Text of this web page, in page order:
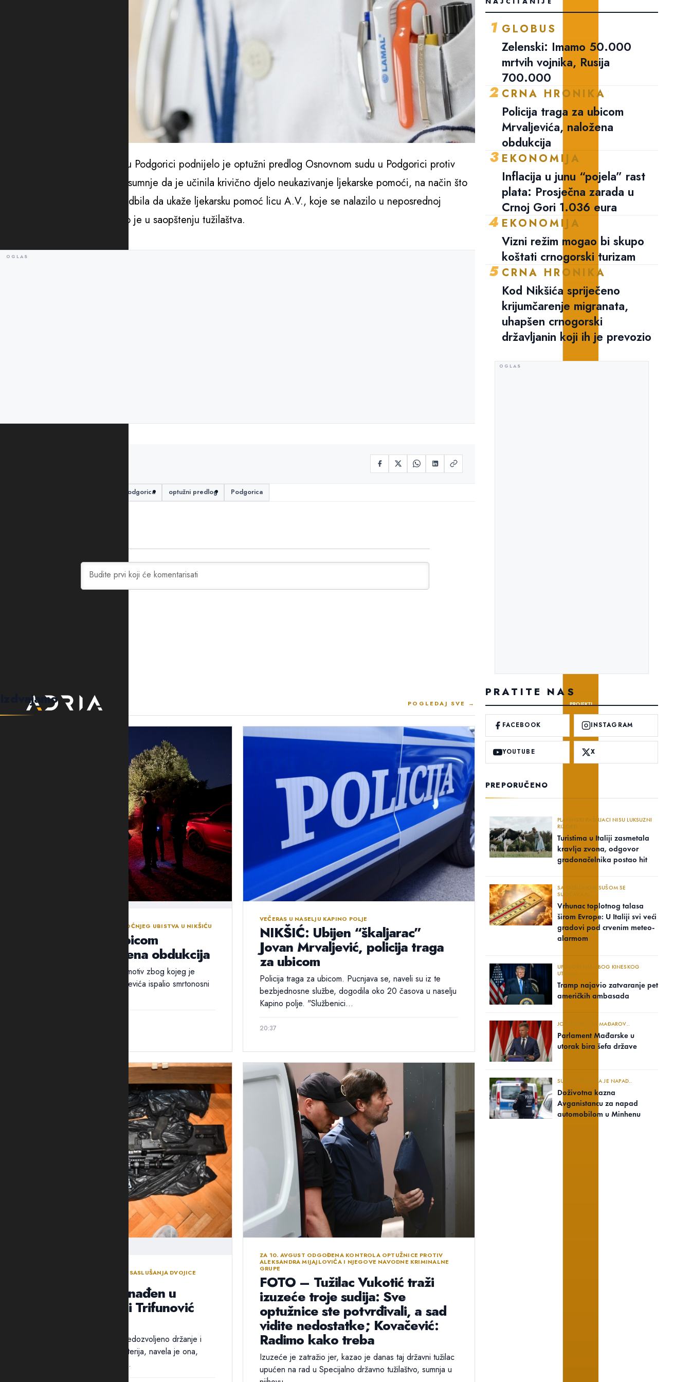
PROJEKTI
“Osnovno državno tužilaštvo u Podgorici podnijelo je optužni predlog Osnovnom sudu u Podgorici protiv
ljekarke S.S., zbog osnovane sumnje da je učinila krivično djelo neukazivanje ljekarske pomoći, na način što
je, protivno svojoj dužnosti, odbila da ukaže ljekarsku pomoć licu A.V., koje se nalazilo u neposrednoj
životnoj opasnosti”, navedeno je u saopštenju tužilaštva.
ODT Podgorica optužni predlog Podgorica
Izdvajamo POGLEDAJ SVE →
NASTAVLJENA ISTRAGA NAKON SINOĆNJEG UBISTVA U NIKŠIĆU
Policija traga za ubicom
Mrvaljevića, naložena obdukcija
Ni nakon 18 sati nije utvrđen ni motiv zbog kojeg je
ubica, navodno, u potiljak Mrvaljevića ispalio smrtonosni
VEČERAS U NASELJU KAPINO POLJE
NIKŠIĆ: Ubijen “škaljarac”
Jovan Mrvaljević, policija traga
za ubicom
Policija traga za ubicom. Pucnjava se, naveli su iz te
bezbjednosne službe, dogodila oko 20 časova u naselju
Kapino polje. "Službenici...
20:37
ODLUKA SUDIJE ZA ISTRAGU NAKON SASLUŠANJA DVOJICE
Arsenal oružja pronađen u
“štekovima”: Suić i Trifunović
Pritvor dvojici osumnjičenih za nedozvoljeno držanje i
nošenje oružja i eksplozivnih materija, navela je ona,
određen je zbog opasnosti od...
ZA 10. AVGUST ODGOĐENA KONTROLA OPTUŽNICE PROTIV
ALEKSANDRA MIJAJLOVIĆA I NJEGOVE NAVODNE KRIMINALNE
GRUPE
FOTO – Tužilac Vukotić traži
izuzeće troje sudija: Sve
optužnice ste potvrđivali, a sad
vidite nedostatke; Kovačević:
Radimo kako treba
Izuzeće je zatražio jer, kazao je danas taj državni tužilac
upućen na rad u Specijalno državno tužilaštvo, sumnja u
1 GLOBUS
Zelenski: Imamo 50.000
mrtvih vojnika, Rusija
700.000
2 CRNA HRONIKA
Policija traga za ubicom
Mrvaljevića, naložena
obdukcija
3 EKONOMIJA
Inflacija u junu “pojela” rast
plata: Prosječna zarada u
Crnoj Gori 1.036 eura
4 EKONOMIJA
Vizni režim mogao bi skupo
koštati crnogorski turizam
5 CRNA HRONIKA
Kod Nikšića spriječeno
krijumčarenje migranata,
uhapšen crnogorski
državljanin koji ih je prevozio
PRATITE NAS
FACEBOOK INSTAGRAM
YOUTUBE X
PREPORUČENO
PLANINSKI PAŠNJACI NISU LUKSUZNI
RIZORTI
Turistima u Italiji zasmetala
kravlja zvona, odgovor
gradonačelnika postao hit
SA OZBILJNOM SUŠOM SE
SUOČAVAJU..
Vrhunac toplotnog talasa
širom Evrope: U Italiji svi veći
gradovi pod crvenim meteo-
alarmom
UPOZORENJA ZBOG KINESKOG
UTICAJA
Tramp najavio zatvaranje pet
američkih ambasada
JOŠ SE NE ZNA MAĐAROV..
Parlament Mađarske u
utorak bira šefa države
SUD UTVRDIO DA JE NAPAD..
Doživotna kazna
Avganistancu za napad
automobilom u Minhenu